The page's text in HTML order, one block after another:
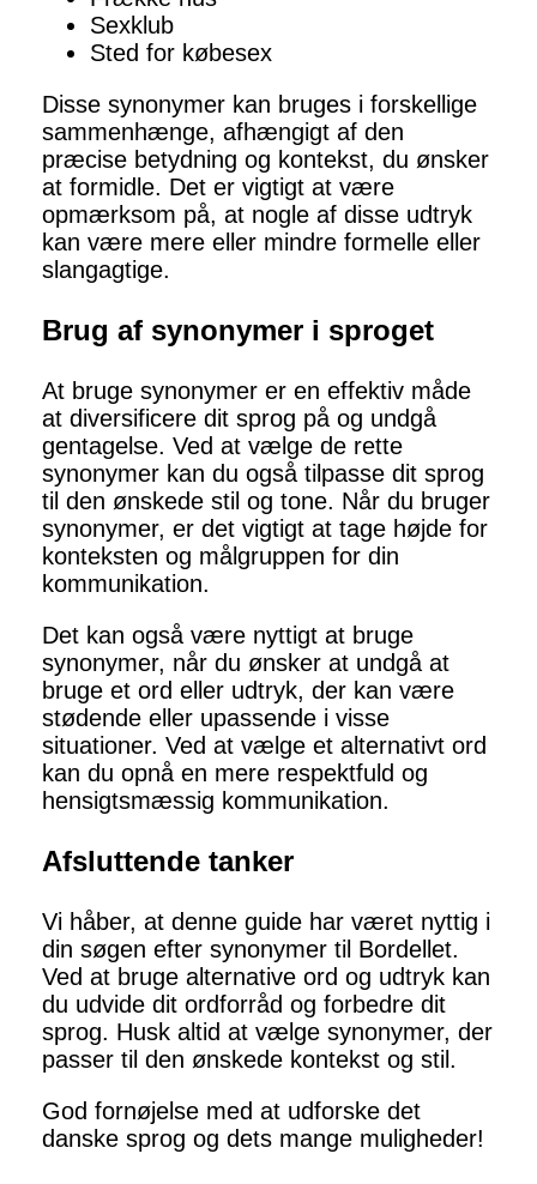
Sexklub
Sted for købesex
Disse synonymer kan bruges i forskellige
sammenhænge, afhængigt af den
præcise betydning og kontekst, du ønsker
at formidle. Det er vigtigt at være
opmærksom på, at nogle af disse udtryk
kan være mere eller mindre formelle eller
slangagtige.
Brug af synonymer i sproget
At bruge synonymer er en effektiv måde
at diversificere dit sprog på og undgå
gentagelse. Ved at vælge de rette
synonymer kan du også tilpasse dit sprog
til den ønskede stil og tone. Når du bruger
synonymer, er det vigtigt at tage højde for
konteksten og målgruppen for din
kommunikation.
Det kan også være nyttigt at bruge
synonymer, når du ønsker at undgå at
bruge et ord eller udtryk, der kan være
stødende eller upassende i visse
situationer. Ved at vælge et alternativt ord
kan du opnå en mere respektfuld og
hensigtsmæssig kommunikation.
Afsluttende tanker
Vi håber, at denne guide har været nyttig i
din søgen efter synonymer til Bordellet.
Ved at bruge alternative ord og udtryk kan
du udvide dit ordforråd og forbedre dit
sprog. Husk altid at vælge synonymer, der
passer til den ønskede kontekst og stil.
God fornøjelse med at udforske det
danske sprog og dets mange muligheder!